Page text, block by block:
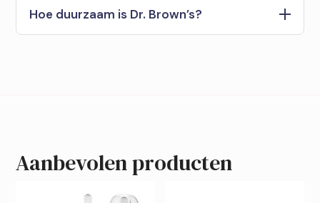
Hoe duurzaam is Dr. Brown’s?
Aanbevolen producten